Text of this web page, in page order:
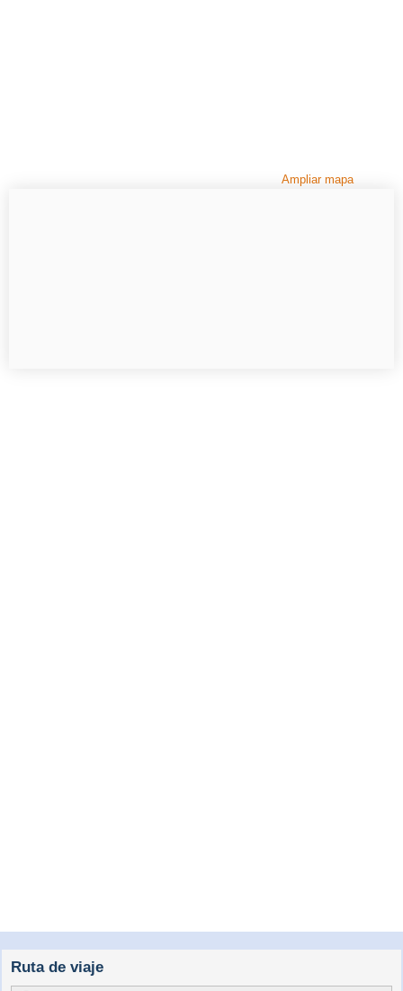
Ampliar mapa
Ruta de viaje